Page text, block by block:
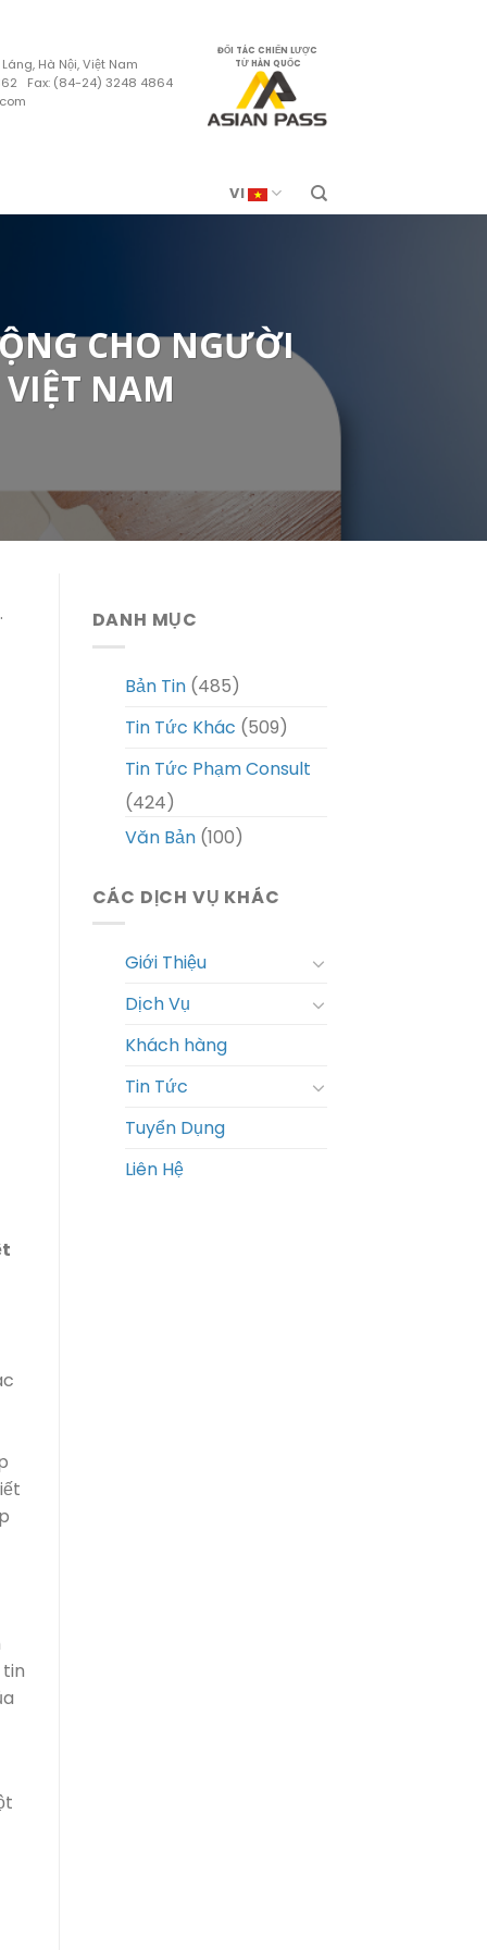
Hà Nội, Việt Nam
Fax: (84-24) 3248 4864
ĐỐI TÁC CHIẾN LƯỢC
TỪ HÀN QUỐC
VI
CHO NGƯỜI
NAM
DANH MỤC
Bản Tin(485)
Tin Tức Khác (509)
Tin Tức Phạm Consult
(424)
Văn Bản(100)
CÁC DỊCH VỤ KHÁC
Giới Thiệu
Dịch Vụ
Khách hàng
Tin Tức
Tuyển Dụng
Liên Hệ